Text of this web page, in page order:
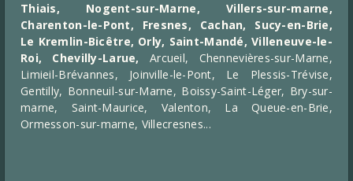
Thiais, Nogent-sur-Marne, Villers-sur-marne,
Charenton-le-Pont, Fresnes, Cachan, Sucy-en-Brie,
Le Kremlin-Bicêtre, Orly, Saint-Mandé, Villeneuve-le-
Roi, Chevilly-Larue, Arcueil, Chennevières-sur-Marne,
Limieil-Brévannes, Joinville-le-Pont, Le Plessis-Trévise,
Gentilly, Bonneuil-sur-Marne, Boissy-Saint-Léger, Bry-sur-
marne, Saint-Maurice, Valenton, La Queue-en-Brie,
Ormesson-sur-marne, Villecresnes...